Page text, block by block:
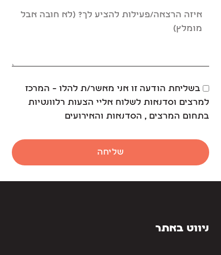
בשליחת הודעה זו אני מאשר/ת להלו – המרכז
למרצים וסדנאות לשלוח אליי הצעות רלוונטיות
בתחום המרצים , הסדנאות והאירועים
שליחה
ניווט באתר